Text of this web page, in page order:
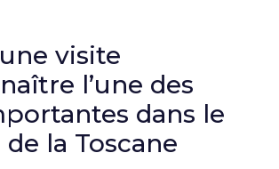
visite
l’une des
dans le
la Toscane